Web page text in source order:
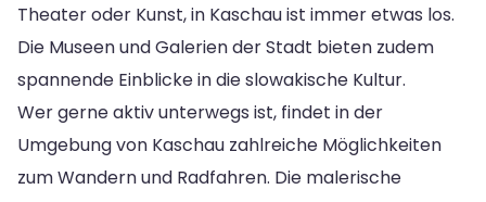
Theater oder Kunst, in Kaschau ist immer etwas los.
Die Museen und Galerien der Stadt bieten zudem
spannende Einblicke in die slowakische Kultur.
Wer gerne aktiv unterwegs ist, findet in der
Umgebung von Kaschau zahlreiche Möglichkeiten
zum Wandern und Radfahren. Die malerische